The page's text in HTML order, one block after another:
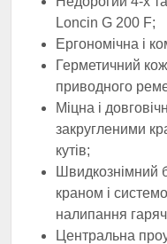
Loncin G 200 F;
Ергономічна і
Герметичний
приводного
Міцна і
закругленими
кутів;
Швидкознімний
краном і
налипання
Центральна